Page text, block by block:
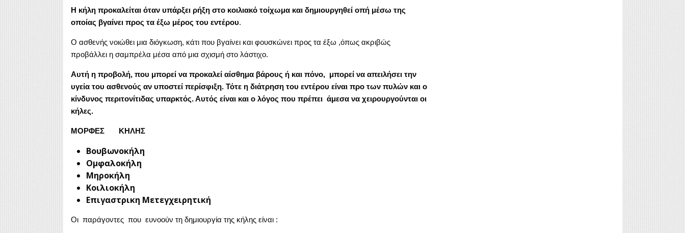
Η κήλη προκαλείται όταν υπάρξει ρήξη στο κοιλιακό τοίχωμα και δημιουργηθεί οπή μέσω της
οποίας βγαίνει προς τα έξω μέρος του εντέρου.
Ο ασθενής νοιώθει μια διόγκωση, κάτι που βγαίνει και φουσκώνει προς τα έξω ,όπως ακριβώς
προβάλλει η σαμπρέλα μέσα από μια σχισμή στο λάστιχο.
Αυτή η προβολή, που μπορεί να προκαλεί αίσθημα βάρους ή και πόνο, μπορεί να απειλήσει την
υγεία του ασθενούς αν υποστεί περίσφιξη. Τότε η διάτρηση του εντέρου είναι προ των πυλών και ο
κίνδυνος περιτονίτιδας υπαρκτός. Αυτός είναι και ο λόγος που πρέπει άμεσα να χειρουργούνται οι
κήλες.
ΜΟΡΦΕΣ ΚΗΛΗΣ
Βουβωνοκήλη
Ομφαλοκήλη
Μηροκήλη
Κοιλιοκήλη
Επιγαστρικη Μετεγχειρητική
Οι παράγοντες που ευνοούν τη δημιουργία της κήλης είναι :